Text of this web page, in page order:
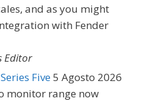
and as you might
with Fender
Editor
Five5 Agosto 2026
monitor range now